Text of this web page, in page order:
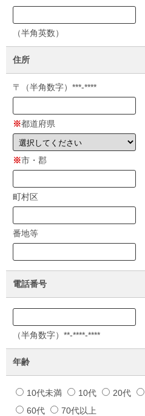
（半角英数）
住所
〒（半角数字）***-****
※都道府県
※市・郡
町村区
番地等
電話番号
（半角数字）**-****-****
年齢
10代未満 10代 20代
60代
70代以上